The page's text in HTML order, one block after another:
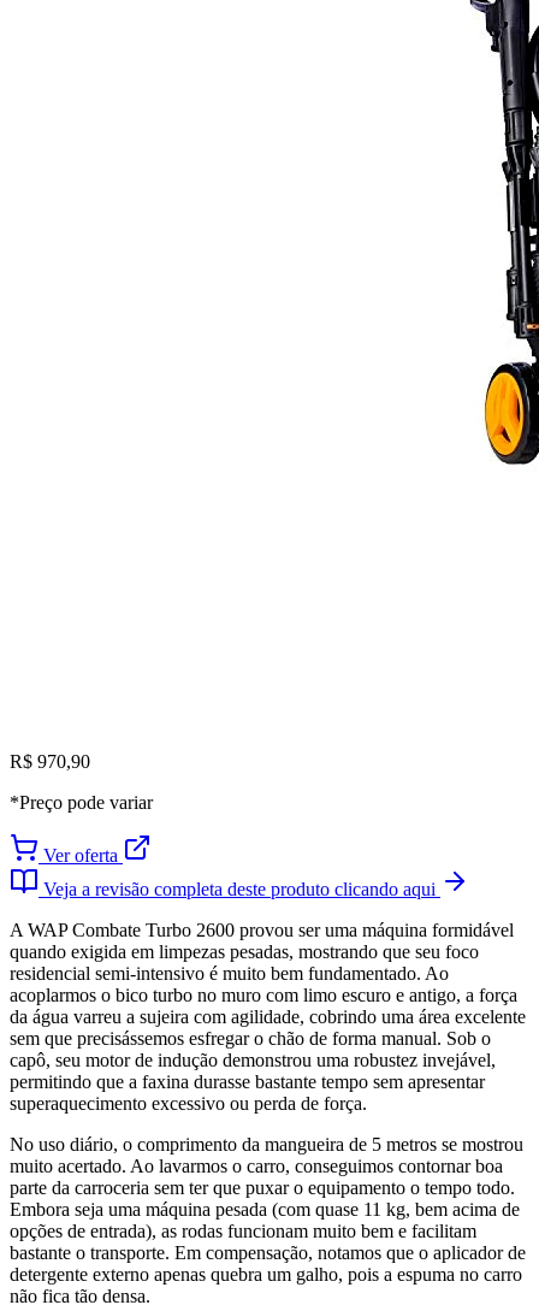
R$ 970,90
*Preço pode variar
Ver oferta
Veja a revisão completa deste produto clicando aqui
A WAP Combate Turbo 2600 provou ser uma máquina formidável
quando exigida em limpezas pesadas, mostrando que seu foco
residencial semi-intensivo é muito bem fundamentado. Ao
acoplarmos o bico turbo no muro com limo escuro e antigo, a força
da água varreu a sujeira com agilidade, cobrindo uma área excelente
sem que precisássemos esfregar o chão de forma manual. Sob o
capô, seu motor de indução demonstrou uma robustez invejável,
permitindo que a faxina durasse bastante tempo sem apresentar
superaquecimento excessivo ou perda de força.
No uso diário, o comprimento da mangueira de 5 metros se mostrou
muito acertado. Ao lavarmos o carro, conseguimos contornar boa
parte da carroceria sem ter que puxar o equipamento o tempo todo.
Embora seja uma máquina pesada (com quase 11 kg, bem acima de
opções de entrada), as rodas funcionam muito bem e facilitam
bastante o transporte. Em compensação, notamos que o aplicador de
detergente externo apenas quebra um galho, pois a espuma no carro
não fica tão densa.